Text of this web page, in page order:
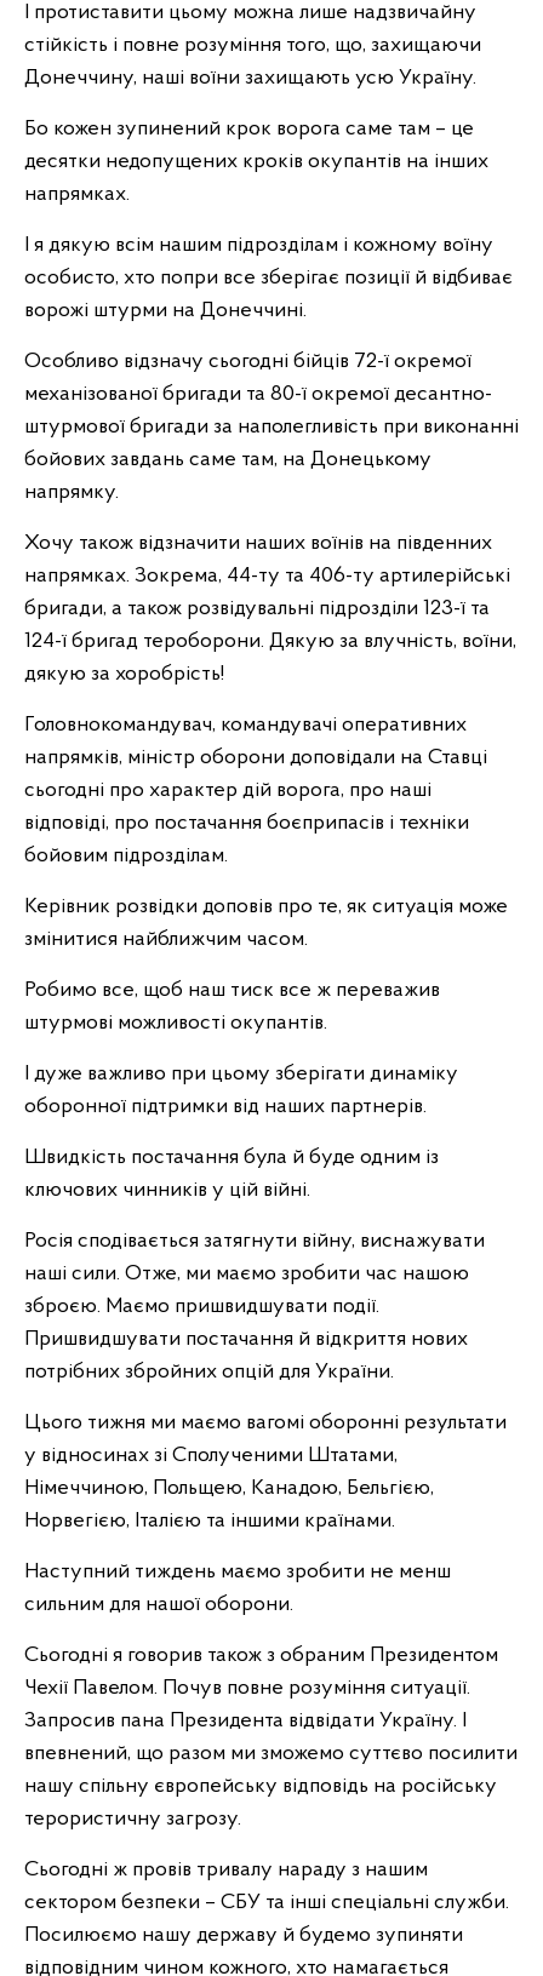
І протиставити цьому можна лише надзвичайну
стійкість і повне розуміння того, що, захищаючи
Донеччину, наші воїни захищають усю Україну.
Бо кожен зупинений крок ворога саме там – це
десятки недопущених кроків окупантів на інших
напрямках.
І я дякую всім нашим підрозділам і кожному воїну
особисто, хто попри все зберігає позиції й відбиває
ворожі штурми на Донеччині.
Особливо відзначу сьогодні бійців 72-ї окремої
механізованої бригади та 80-ї окремої десантно-
штурмової бригади за наполегливість при виконанні
бойових завдань саме там, на Донецькому
напрямку.
Хочу також відзначити наших воїнів на південних
напрямках. Зокрема, 44-ту та 406-ту артилерійські
бригади, а також розвідувальні підрозділи 123-ї та
124-ї бригад тероборони. Дякую за влучність, воїни,
дякую за хоробрість!
Головнокомандувач, командувачі оперативних
напрямків, міністр оборони доповідали на Ставці
сьогодні про характер дій ворога, про наші
відповіді, про постачання боєприпасів і техніки
бойовим підрозділам.
Керівник розвідки доповів про те, як ситуація може
змінитися найближчим часом.
Робимо все, щоб наш тиск все ж переважив
штурмові можливості окупантів.
І дуже важливо при цьому зберігати динаміку
оборонної підтримки від наших партнерів.
Швидкість постачання була й буде одним із
ключових чинників у цій війні.
Росія сподівається затягнути війну, виснажувати
наші сили. Отже, ми маємо зробити час нашою
зброєю. Маємо пришвидшувати події.
Пришвидшувати постачання й відкриття нових
потрібних збройних опцій для України.
Цього тижня ми маємо вагомі оборонні результати
у відносинах зі Сполученими Штатами,
Німеччиною, Польщею, Канадою, Бельгією,
Норвегією, Італією та іншими країнами.
Наступний тиждень маємо зробити не менш
сильним для нашої оборони.
Сьогодні я говорив також з обраним Президентом
Чехії Павелом. Почув повне розуміння ситуації.
Запросив пана Президента відвідати Україну. І
впевнений, що разом ми зможемо суттєво посилити
нашу спільну європейську відповідь на російську
терористичну загрозу.
Сьогодні ж провів тривалу нараду з нашим
сектором безпеки – СБУ та інші спеціальні служби.
Посилюємо нашу державу й будемо зупиняти
відповідним чином кожного, хто намагається